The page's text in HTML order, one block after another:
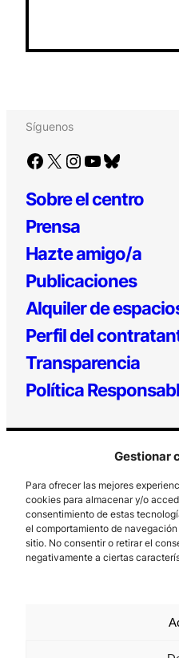
Gestionar
Para ofrecer las mejores
cookies para almacenar y/o
consentimiento de estas
el comportamiento de
sitio. No consentir o retirar el
negativamente a ciertas
Síguenos
Facebook X Instagram YouTube Bluesky
Sobre el centro
Prensa
Hazte amigo/a
Publicaciones
Alquiler de
Perfil del
Transparencia
Política
Los Prados, 121 – 33203 Gijón
985 185 577 –